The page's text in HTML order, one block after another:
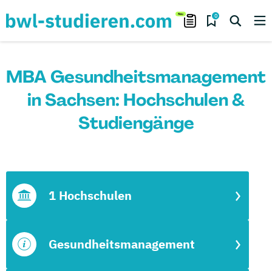
0
MBA Gesundheitsmanagement
in Sachsen: Hochschulen &
Studiengänge
Gesundheitsmanagement
1 Hochschulen